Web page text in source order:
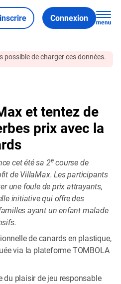
Connexion
possible de charger ces données.
et tentez de
prix avec la
cet été sa 2ecourse de
de VillaMax. Les participants
une foule de prix attrayants,
initiative qui offre des
ayant un enfant malade
de canards en plastique,
via la plateforme TOMBOLA
du plaisir de jeu responsable